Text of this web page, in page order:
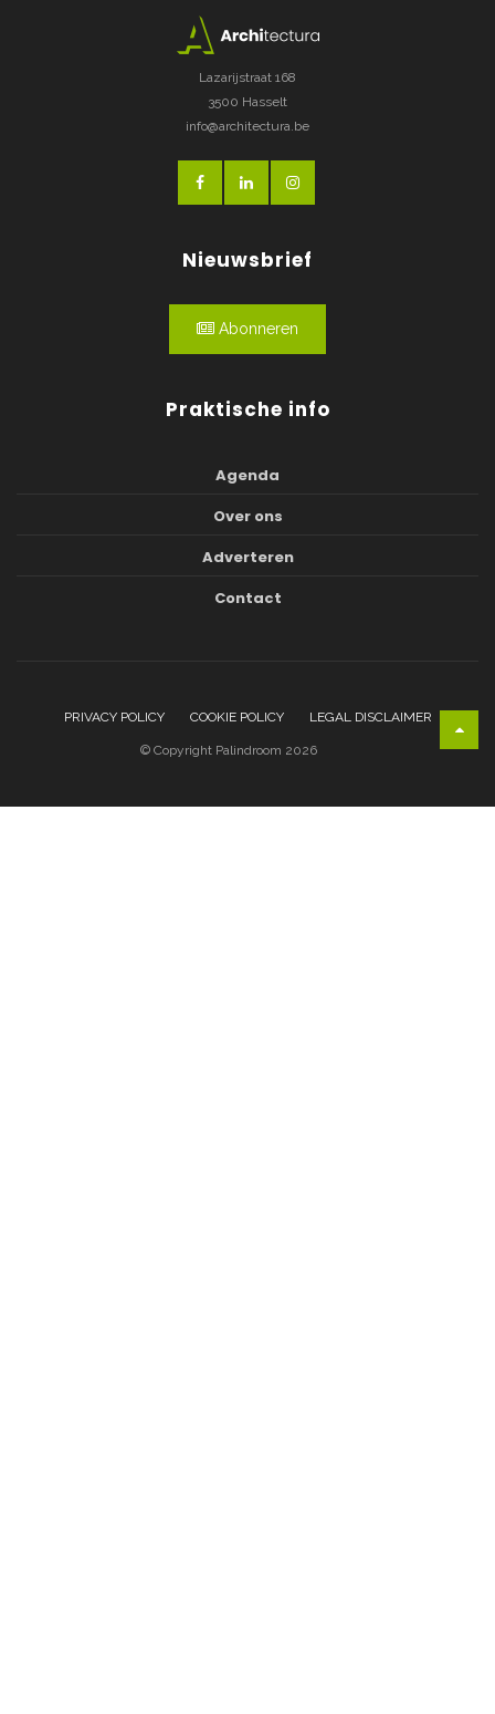
Lazarijstraat 168
3500 Hasselt
info@architectura.be
Nieuwsbrief
Abonneren
Praktische info
Agenda
Over ons
Adverteren
Contact
PRIVACY POLICY COOKIE POLICY LEGAL DISCLAIMER
© Copyright Palindroom 2026